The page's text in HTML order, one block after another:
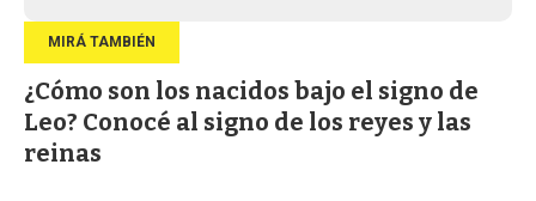
¿Cómo son los nacidos bajo el signo de
Leo? Conocé al signo de los reyes y las
reinas